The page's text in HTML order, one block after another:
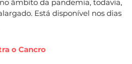
âmbito da pandemia, todavia,
Está disponível nos dias
o Cancro